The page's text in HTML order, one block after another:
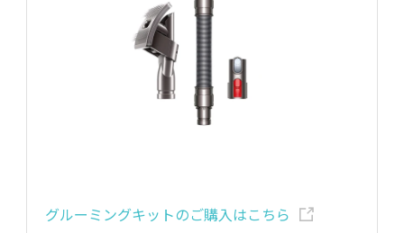
グルーミングキットのご購入はこちら